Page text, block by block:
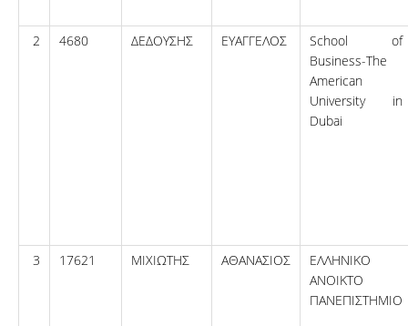
2 4680 ΔΕΔΟΥΣΗΣ ΕΥΑΓΓΕΛΟΣ
School of
Business-The
American
University in
Dubai
3 17621 ΜΙΧΙΩΤΗΣ ΑΘΑΝΑΣΙΟΣ
ΕΛΛΗΝΙΚΟ
ΑΝΟΙΚΤΟ
ΠΑΝΕΠΙΣΤΗΜΙΟ